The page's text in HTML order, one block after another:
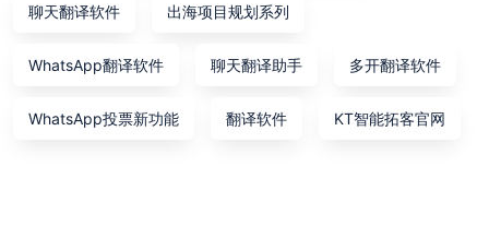
聊天翻译软件 出海项目规划系列
WhatsApp翻译软件 聊天翻译助手 多开翻译软件
WhatsApp投票新功能 翻译软件 KT智能拓客官网